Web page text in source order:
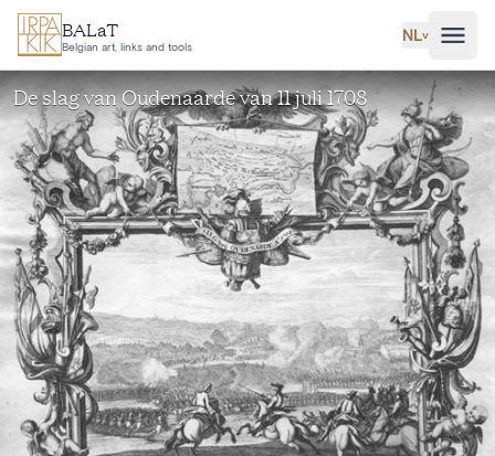
Ga naar hoofdinhoud
BALaT
Belgian art, links and tools
NL˅
De slag van Oudenaarde van 11 juli 1708